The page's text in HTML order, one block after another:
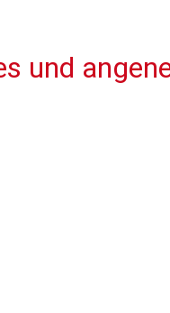
und